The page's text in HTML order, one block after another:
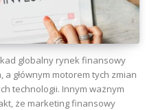
globalny rynek finansowy
a głównym motorem tych zmian
technologii. Innym ważnym
że marketing finansowy